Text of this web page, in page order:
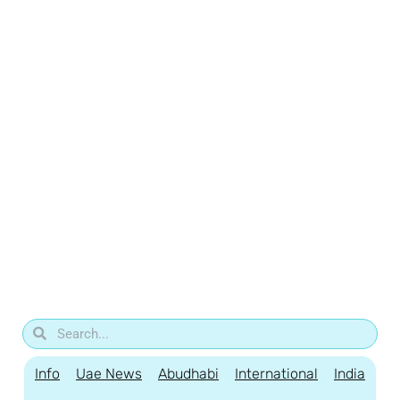
Info Uae News Abudhabi International India